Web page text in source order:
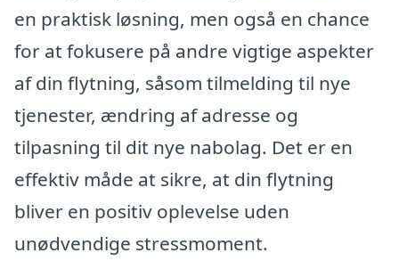
en praktisk løsning, men også en chance
for at fokusere på andre vigtige aspekter
af din flytning, såsom tilmelding til nye
tjenester, ændring af adresse og
tilpasning til dit nye nabolag. Det er en
effektiv måde at sikre, at din flytning
bliver en positiv oplevelse uden
unødvendige stressmoment.